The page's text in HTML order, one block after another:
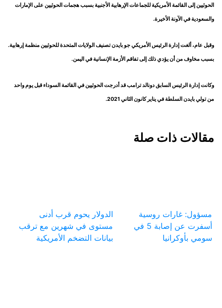
الحوثيين إلى القائمة الأمريكية للجماعات الإرهابية الأجنبية بسبب هجمات الحوثيين على الإمارات
والسعودية في الآونة الأخيرة.
وقبل عام، ألغت إدارة الرئيس الأمريكي جو بايدن تصنيف الولايات المتحدة للحوثيين منظمة إرهابية.
بسبب مخاوف من أن يؤدي ذلك إلى تفاقم الأزمة الإنسانية في اليمن.
وكانت إدارة الرئيس السابق دونالد ترامب قد أدرجت الحوثيين في القائمة السوداء قبل يوم واحد
من تولي بايدن السلطة في يناير كانون الثاني 2021.
مقالات ذات صلة
مسؤول: غارات روسية
أسفرت عن إصابة 5 في
سومي بأوكرانيا
الدولار يحوم قرب أدنى
مستوى في شهرين مع ترقب
بيانات التضخم الأمريكية